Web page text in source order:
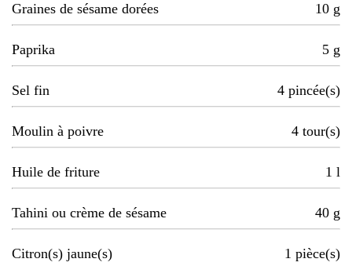
Graines de sésame dorées 10 g
Paprika 5 g
Sel fin 4 pincée(s)
Moulin à poivre 4 tour(s)
Huile de friture 1 l
Tahini ou crème de sésame 40 g
Citron(s) jaune(s) 1 pièce(s)